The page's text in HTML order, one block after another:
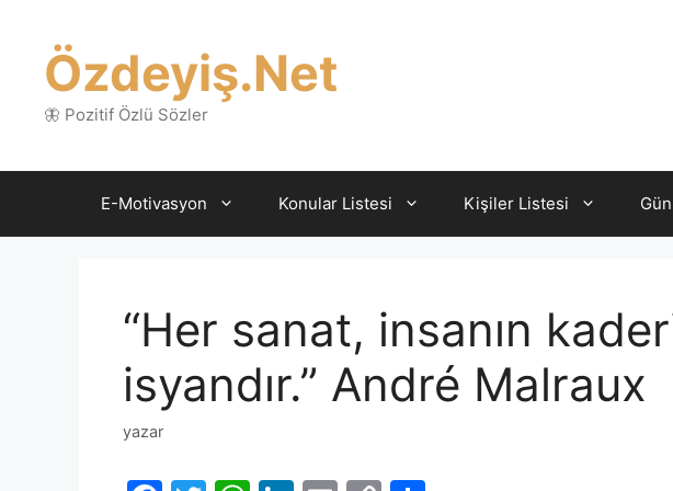
Özdeyiş.Net
🦋 Pozitif Özlü Sözler
E-Motivasyon Konular Listesi Kişiler Listesi
“Her sanat, insanın
isyandır.” André Malraux
yazar